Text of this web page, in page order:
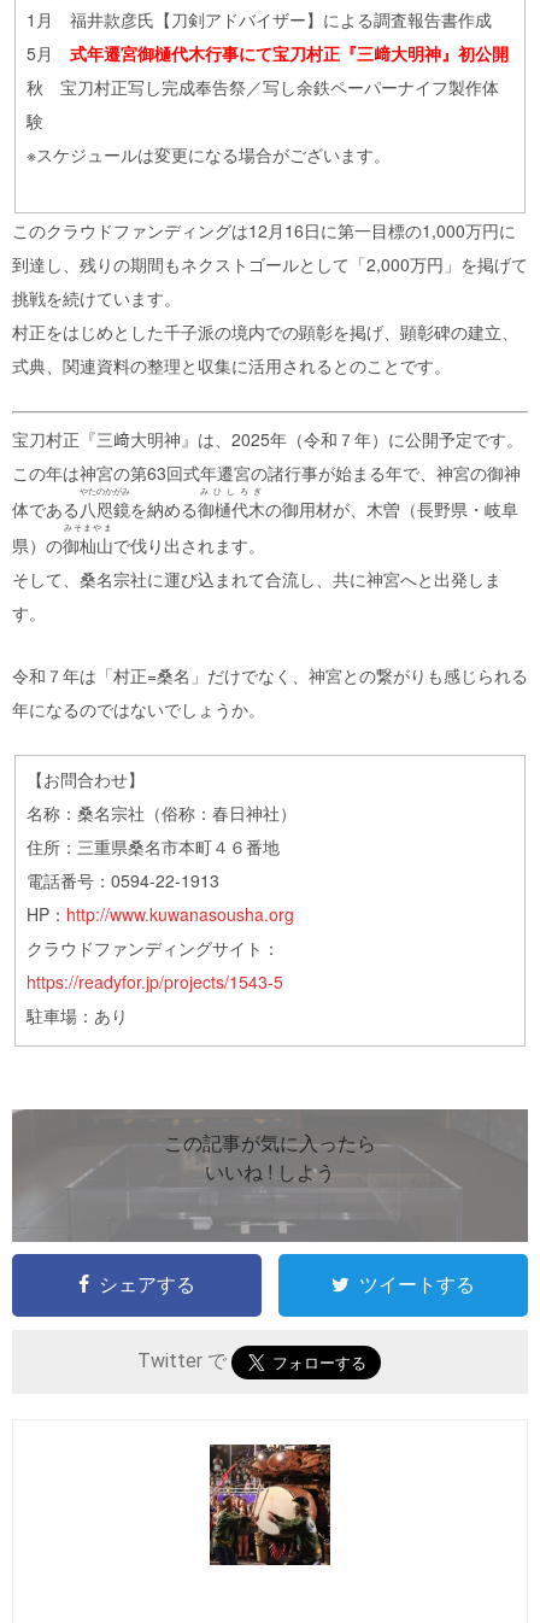
1月 福井款彦氏【刀剣アドバイザー】による調査報告書作成
5月 式年遷宮御樋代木行事にて宝刀村正『三﨑大明神』初公開
秋 宝刀村正写し完成奉告祭／写し余鉄ペーパーナイフ製作体
験
※スケジュールは変更になる場合がございます。
このクラウドファンディングは12月16日に第一目標の1,000万円に
到達し、残りの期間もネクストゴールとして「2,000万円」を掲げて
挑戦を続けています。
村正をはじめとした千子派の境内での顕彰を掲げ、顕彰碑の建立、
式典、関連資料の整理と収集に活用されるとのことです。
宝刀村正『三﨑大明神』は、2025年（令和７年）に公開予定です。
この年は神宮の第63回式年遷宮の諸行事が始まる年で、神宮の御神
体である 八咫鏡
やたのかがみ
を納める御樋代木
みひしろぎ
の御用材が、木曽（長野県・岐阜
県）の御杣山
みそまやま
で伐り出されます。
そして、桑名宗社に運び込まれて合流し、共に神宮へと出発しま
す。
令和７年は「村正=桑名」だけでなく、神宮との繋がりも感じられる
年になるのではないでしょうか。
【お問合わせ】
名称：桑名宗社（俗称：春日神社）
住所：三重県桑名市本町４６番地
電話番号：0594-22-1913
HP： http://www.kuwanasousha.org
クラウドファンディングサイト：
https://readyfor.jp/projects/1543-5
駐車場：あり
この記事が気に入ったら
いいね ! しよう
シェアする ツイートする
Twitter で